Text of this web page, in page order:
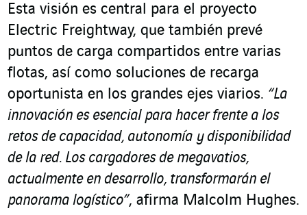
Esta visión es central para el proyecto
Electric Freightway, que también prevé
puntos de carga compartidos entre varias
flotas, así como soluciones de recarga
oportunista en los grandes ejes viarios. “La
innovación es esencial para hacer frente a los
retos de capacidad, autonomía y disponibilidad
de la red. Los cargadores de megavatios,
actualmente en desarrollo, transformarán el
panorama logístico”, afirma Malcolm Hughes.